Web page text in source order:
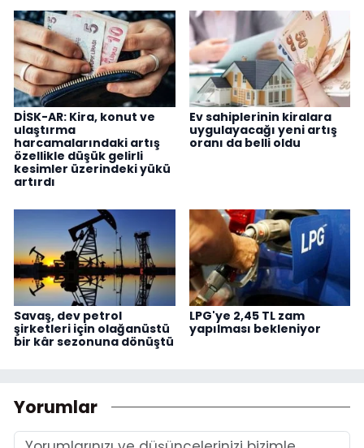
DİSK-AR: Kira, konut ve
ulaştırma
harcamalarındaki artış
özellikle düşük gelirli
kesimler üzerindeki yükü
artırdı
Ev sahiplerinin kiralara
uygulayacağı yeni artış
oranı da belli oldu
Savaş, dev petrol
şirketleri için olağanüstü
bir kâr sezonuna dönüştü
LPG'ye 2,45 TL zam
yapılması bekleniyor
Yorumlar